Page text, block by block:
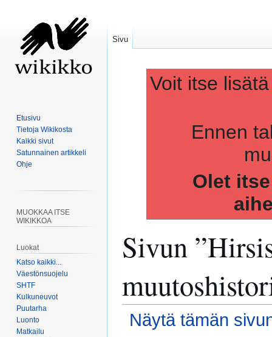
Voit itse
Ennen
Olet
Sivun ”
Näytä tämän
Sivu
Etusivu
Tietoja Wikikosta
Kaikki sivut
Satunnainen artikkeli
Ohje
MUOKKAA ITSE
WIKIKKOA
Luokat
Katso kaikki...
Väestönsuojelu
SHTF
Kulkuneuvot
Puutarha
Luonto
Matkailu